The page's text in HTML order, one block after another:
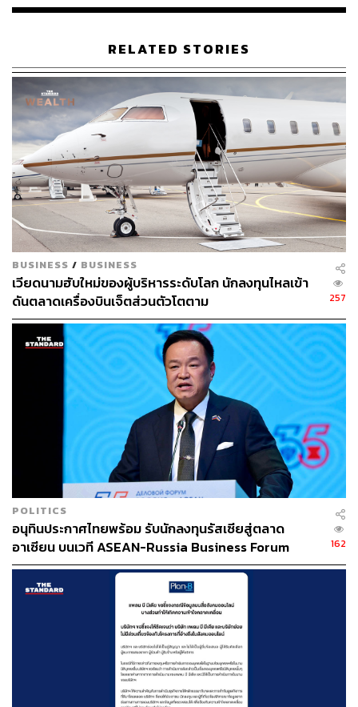
กล่าวจัดตั้งเพื่อวัตถุประสงค์ในการเข้าลงทุนในต่างประเทศ
และการขยายธุรกิจ โครงการในต่างประเทศแห่งแรกจะ
ลงทุนในสหราชอาณาจักร โดย NOBLE ลงทุนในสัดส่วน
45% ร่วมกับพันธมิตรกลุ่มบริษัท ฟัลครัม-โกลบอล แคปิตอล
อินเวสเมนท์ (Fulcrum Global Investments) หรือ Fulcrum ใน
สัดส่วน 55%
ทั้งนี้ การลงทุนในสหราชอาณาจักรจะเป็นรูปแบบโครงการที่
ได้รับอนุญาตในการพัฒนาโครงการในเมืองใหญ่ๆ ที่ถูก
สร้างและมีผู้เช่าแล้ว เนื่องจากปัญหากำลังซื้อที่อยู่อาศัยใน
สหราชอาณาจักร ทางรัฐบาลจึงได้มีการสนับสนุนในการ
ปรับปรุงโครงการประเภทอาคารสำนักงานหรืออาคารเชิง
พาณิชย์ เป็นอสังหาริมทรัพย์ที่อยู่อาศัยตามเงื่อนไขที่ตกลง
กัน
“กลุ่มลูกค้าเป้าหมายหลักๆ คือลูกค้าชาวจีนและฮ่องกง ซึ่งมี
ความต้องการลงทุนและเข้าอยู่อาศัยในโครงการ
อสังหาริมทรัพย์นอกประเทศบ้านเกิด โดยเฉพาะอย่างยิ่ง
อสังหาริมทรัพย์ที่มีมูลค่าการลงทุนไม่สูงมากและให้ผล
ตอบแทนสูง ซึ่งการพัฒนาโครงการร่วมกับ Fulcrum จะ
สามารถตอบโจทย์นี้ได้”
ทั้งนี้ NOBLE เคยให้ข้อมูลว่า ได้ตั้งเป้าหมายภายใน 3 ปีจาก
นี้ (2564) จะมีกำไรจากการลงทุนในต่างประเทศในสัดส่วนที่
25% ของกำไรสุทธิรวม ซึ่งในปีแรกคาดจะใช้งบลงทุน 25
ล้านปอนด์สเตอร์ลิง หรือประมาณ 1,000 ล้านบาท (NOBLE
จะลงทุนประมาณ 450 ล้านบาทตามสัดส่วน) และเพิ่มการ
ประมาณ 2,500 ล้านบาท
พิสูจน์อักษร: วรรษมล สิงหโกมล
สามารถติดตาม THE STANDARD WEALTH
ผ่านแอปพลิเคชันต่างๆ ที่คุณสะดวกหรือใช้งานอยู่แล้วได้เลย
RELATED STORIES
BUSINESS / BUSINESS
เวียดนามฮับใหม่ของผู้บริหารระดับโลก นักลงทุนไหลเข้า
ดันตลาดเครื่องบินเจ็ตส่วนตัวโตตาม
257
POLITICS
อนุทินประกาศไทยพร้อม รับนักลงทุนรัสเซียสู่ตลาด
อาเซียน บนเวที ASEAN-Russia Business Forum
162